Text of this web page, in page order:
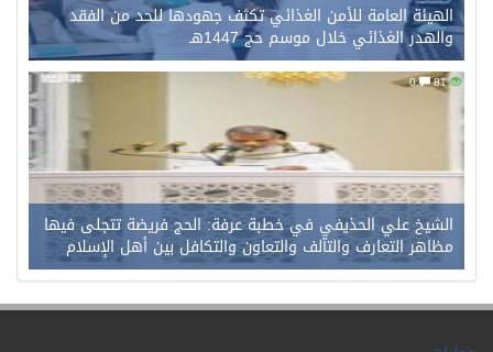
الهيئة العامة للأمن الغذائي تكثف جهودها للحد من الفقد
والهدر الغذائي خلال موسم حج 1447هـ
81
0
الشيخ علي الحذيفي في خطبة عرفة: الحج فريضة تتجلى فيها
مظاهر التعارف والتآلف والتعاون والتكافل بين أهل الإسلام